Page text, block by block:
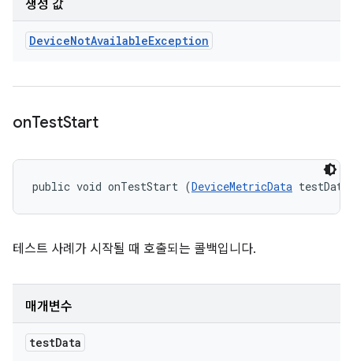
생성 값
DeviceNotAvailableException
onTestStart
public void onTestStart (DeviceMetricData
테스트 사례가 시작될 때 호출되는 콜백입니다.
매개변수
testData